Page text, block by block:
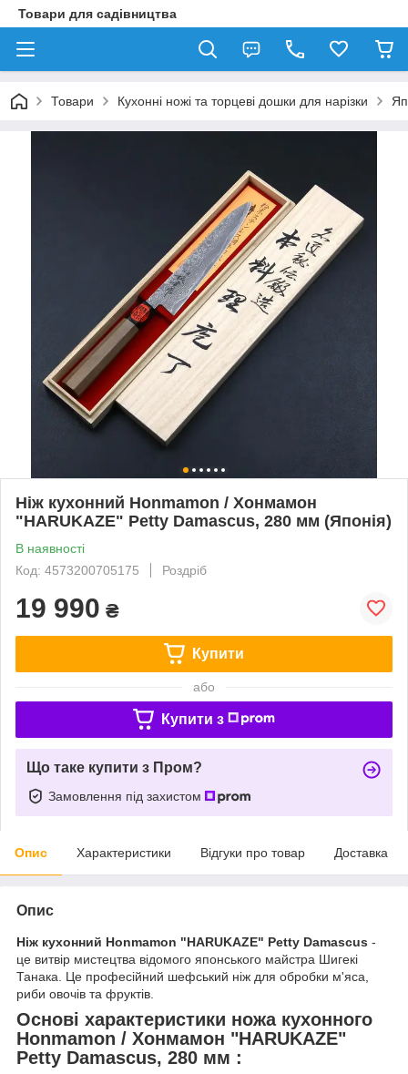
Товари для садівництва
Товари Кухонні ножі та торцеві дошки для нарізки
Ніж кухонний Honmamon / Хонмамон
"HARUKAZE" Petty Damascus, 280 мм (Японія)
В наявності
Код: 4573200705175
Роздріб
19 990 ₴
Купити
або
Купити з
Що таке купити з Пром?
Замовлення під захистом
Опис Характеристики Відгуки про товар Доставка
Опис
Ніж кухонний Honmamon "HARUKAZE" Petty Damascus -
це витвір мистецтва відомого японського майстра Шигекі
Танака. Це професійний шефський ніж для обробки м'яса,
риби овочів та фруктів.
Основі характеристики ножа кухонного
Honmamon / Хонмамон "HARUKAZE"
Petty Damascus, 280 мм :